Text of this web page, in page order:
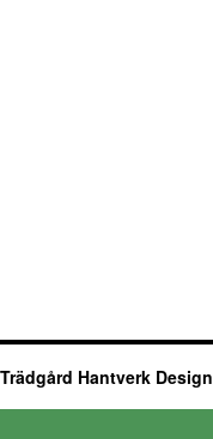
Hantverk Design